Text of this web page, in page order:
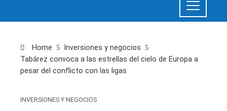
Home
Inversiones y negocios
Tabárez convoca a las estrellas del cielo de Europa a
pesar del conflicto con las ligas
INVERSIONES Y NEGOCIOS